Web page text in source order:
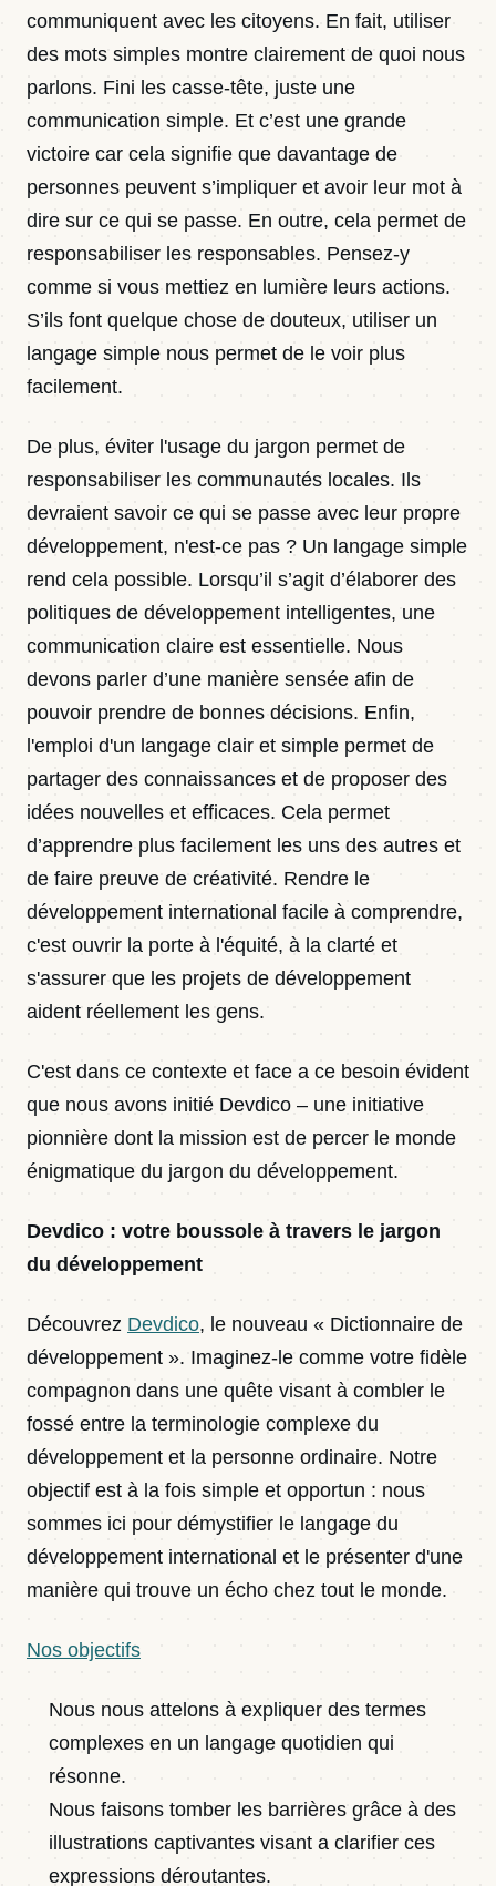
communiquent avec les citoyens. En fait, utiliser
des mots simples montre clairement de quoi nous
parlons. Fini les casse-tête, juste une
communication simple. Et c’est une grande
victoire car cela signifie que davantage de
personnes peuvent s’impliquer et avoir leur mot à
dire sur ce qui se passe. En outre, cela permet de
responsabiliser les responsables. Pensez-y
comme si vous mettiez en lumière leurs actions.
S’ils font quelque chose de douteux, utiliser un
langage simple nous permet de le voir plus
facilement.
De plus, éviter l'usage du jargon permet de
responsabiliser les communautés locales. Ils
devraient savoir ce qui se passe avec leur propre
développement, n'est-ce pas ? Un langage simple
rend cela possible. Lorsqu’il s’agit d’élaborer des
politiques de développement intelligentes, une
communication claire est essentielle. Nous
devons parler d’une manière sensée afin de
pouvoir prendre de bonnes décisions. Enfin,
l'emploi d'un langage clair et simple permet de
partager des connaissances et de proposer des
idées nouvelles et efficaces. Cela permet
d’apprendre plus facilement les uns des autres et
de faire preuve de créativité. Rendre le
développement international facile à comprendre,
c'est ouvrir la porte à l'équité, à la clarté et
s'assurer que les projets de développement
aident réellement les gens.
C'est dans ce contexte et face a ce besoin évident
que nous avons initié Devdico – une initiative
pionnière dont la mission est de percer le monde
énigmatique du jargon du développement.
Devdico : votre boussole à travers le jargon
du développement
Découvrez Devdico, le nouveau « Dictionnaire de
développement ». Imaginez-le comme votre fidèle
compagnon dans une quête visant à combler le
fossé entre la terminologie complexe du
développement et la personne ordinaire. Notre
objectif est à la fois simple et opportun : nous
sommes ici pour démystifier le langage du
développement international et le présenter d'une
manière qui trouve un écho chez tout le monde.
Nos objectifs
Nous nous attelons à expliquer des termes
complexes en un langage quotidien qui
résonne.
Nous faisons tomber les barrières grâce à des
illustrations captivantes visant a clarifier ces
expressions déroutantes.